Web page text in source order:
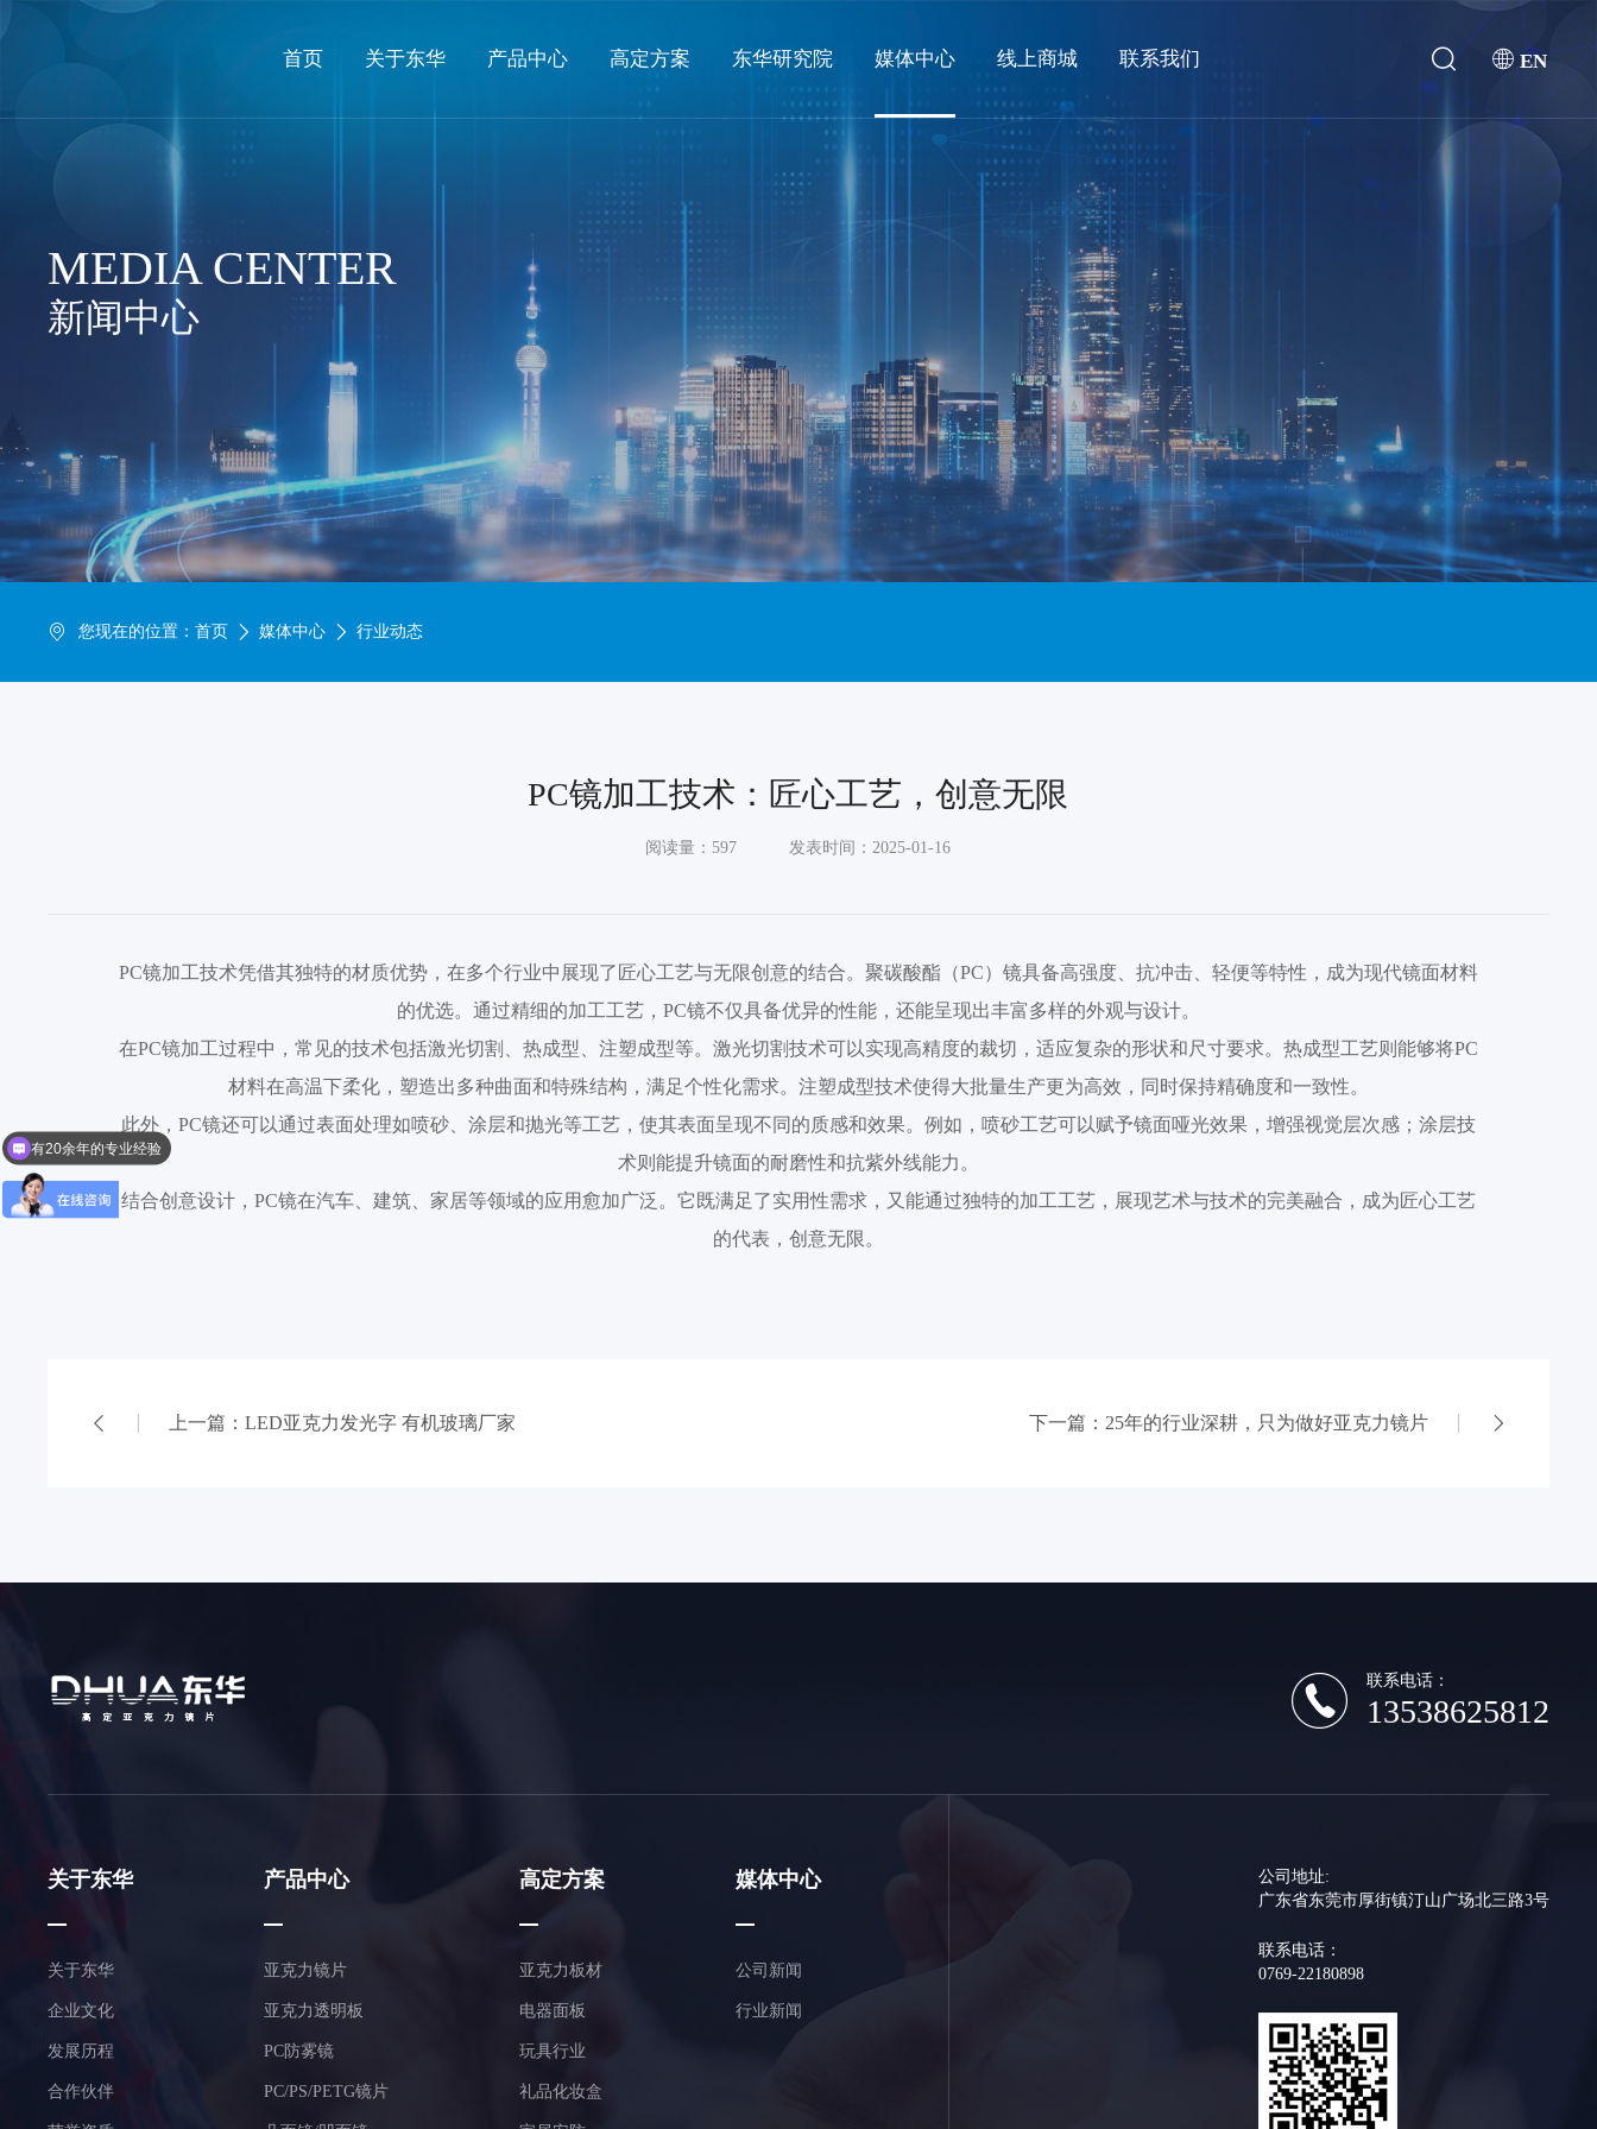
首页 关于东华 产品中心 高定方案 东华研究院 媒体中心 线上商城 联系我们 EN
MEDIA CENTER
新闻中心
您现在的位置：首页 媒体中心 行业动态
PC镜加工技术：匠心工艺，创意无限
阅读量：597 发表时间：2025-01-16
PC镜加工技术凭借其独特的材质优势，在多个行业中展现了匠心工艺与无限创意的结合。聚碳酸酯（PC）镜具备高强度、抗冲击、轻便等特性，成为现代镜面材料
的优选。通过精细的加工工艺，PC镜不仅具备优异的性能，还能呈现出丰富多样的外观与设计。
在PC镜加工过程中，常见的技术包括激光切割、热成型、注塑成型等。激光切割技术可以实现高精度的裁切，适应复杂的形状和尺寸要求。热成型工艺则能够将PC
材料在高温下柔化，塑造出多种曲面和特殊结构，满足个性化需求。注塑成型技术使得大批量生产更为高效，同时保持精确度和一致性。
此外，PC镜还可以通过表面处理如喷砂、涂层和抛光等工艺，使其表面呈现不同的质感和效果。例如，喷砂工艺可以赋予镜面哑光效果，增强视觉层次感；涂层技
术则能提升镜面的耐磨性和抗紫外线能力。
结合创意设计，PC镜在汽车、建筑、家居等领域的应用愈加广泛。它既满足了实用性需求，又能通过独特的加工工艺，展现艺术与技术的完美融合，成为匠心工艺
的代表，创意无限。
上一篇：LED亚克力发光字 有机玻璃厂家 下一篇：25年的行业深耕，只为做好亚克力镜片
联系电话：
13538625812
关于东华
关于东华
企业文化
发展历程
合作伙伴
产品中心
亚克力镜片
亚克力透明板
PC防雾镜
PC/PS/PETG镜片
高定方案
亚克力板材
电器面板
玩具行业
礼品化妆盒
媒体中心
公司新闻
行业新闻
公司地址:
广东省东莞市厚街镇汀山广场北三路3号
联系电话：
0769-22180898
欢迎来到东华光电